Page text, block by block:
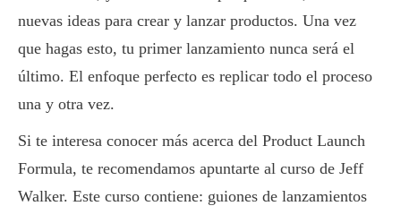
nuevas ideas para crear y lanzar productos. Una vez
que hagas esto, tu primer lanzamiento nunca será el
último. El enfoque perfecto es replicar todo el proceso
una y otra vez.
Si te interesa conocer más acerca del Product Launch
Formula, te recomendamos apuntarte al curso de Jeff
Walker. Este curso contiene: guiones de lanzamientos